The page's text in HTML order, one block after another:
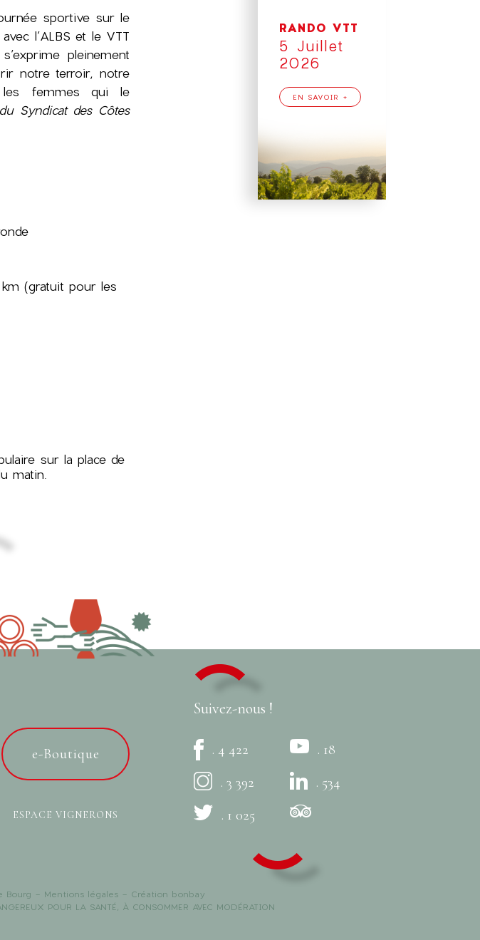
sportive sur le
l’ALBS et le VTT
pleinement
notre terroir, notre
femmes qui le
Syndicat des Côtes
(gratuit pour les
sur la place de
matin.
RANDO VTT
5 Juillet
2026
EN SAVOIR +
e-Boutique
ESPACE VIGNERONS
Suivez-nous !
. 4 422
. 3 392
. 1 025
. 18
. 534
Bourg - Mentions légales - Création bonbay
POUR LA SANTÉ, À CONSOMMER AVEC MODÉRATION